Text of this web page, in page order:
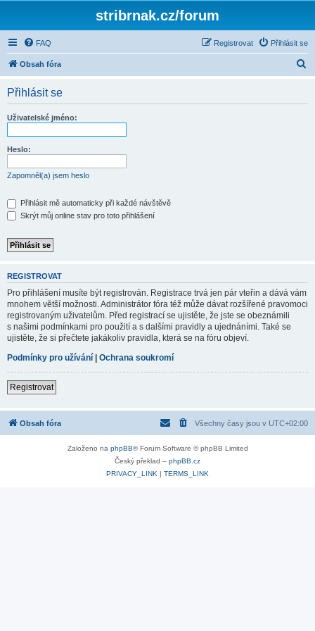
stribrnak.cz/forum
FAQ Přihlásit se
Registrovat
Obsah fóra
Přihlásit se
Uživatelské jméno:
Heslo:
Zapomněl(a) jsem heslo
Přihlásit mě automaticky při každé návštěvě
Skrýt můj online stav pro toto přihlášení
REGISTROVAT
Pro přihlášení musíte být registrován. Registrace trvá jen pár vteřin a dává vám
mnohem větší možnosti. Administrátor fóra též může dávat rozšířené pravomoci
registrovaným uživatelům. Před registrací se ujistěte, že jste se obeznámili
s našimi podmínkami pro použití a s dalšími pravidly a ujednáními. Také se
ujistěte, že si přečtete jakákoliv pravidla, která se na fóru objeví.
Podmínky pro užívání | Ochrana soukromí
Registrovat
Obsah fóra Všechny časy jsou v UTC+02:00
Založeno na phpBB® Forum Software © phpBB Limited
Český překlad – phpBB.cz
PRIVACY_LINK | TERMS_LINK